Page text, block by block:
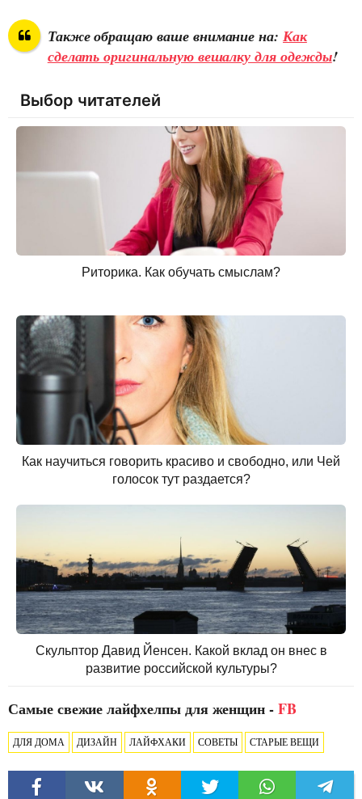
Также обращаю ваше внимание на:Как
сделать оригинальную вешалку для одежды!
Выбор читателей
Риторика. Как обучать смыслам?
Как научиться говорить красиво и свободно, или Чей
голосок тут раздается?
Скульптор Давид Йенсен. Какой вклад он внес в
развитие российской культуры?
Самые свежие лайфхелпы для женщин -FB
ДЛЯ ДОМА ДИЗАЙН ЛАЙФХАКИ СОВЕТЫ СТАРЫЕ ВЕЩИ